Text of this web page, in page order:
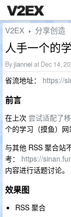
V2EX › 分享创造
人手一个的
Byjiannei at Dec 14,
省流地址： https://
前言
在上次 尝试适配了
个的学习（摸鱼）网
与其他 RSS 聚合站
考： https://
内容进行话题讨论。
效果图
RSS 聚合